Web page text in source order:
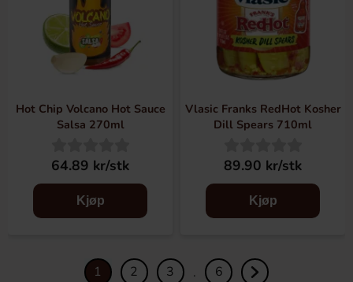
Hot Chip Volcano Hot Sauce
Salsa 270ml
64.89 kr/stk
Kjøp
Vlasic Franks RedHot Kosher
Dill Spears 710ml
89.90 kr/stk
Kjøp
1 2 3 . 6